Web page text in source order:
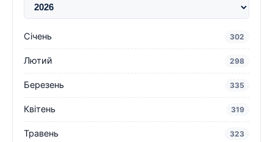
Січень 302
Лютий 298
Березень 335
Квітень 319
Травень 323